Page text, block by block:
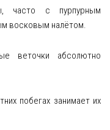
часто с пурпурным
восковым налётом.
веточки абсолютно
побегах занимает их